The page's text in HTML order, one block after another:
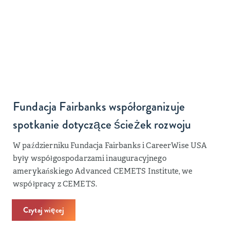
Fundacja Fairbanks współorganizuje
spotkanie dotyczące ścieżek rozwoju
W październiku Fundacja Fairbanks i CareerWise USA
były współgospodarzami inauguracyjnego
amerykańskiego Advanced CEMETS Institute, we
współpracy z CEMETS.
Czytaj więcej